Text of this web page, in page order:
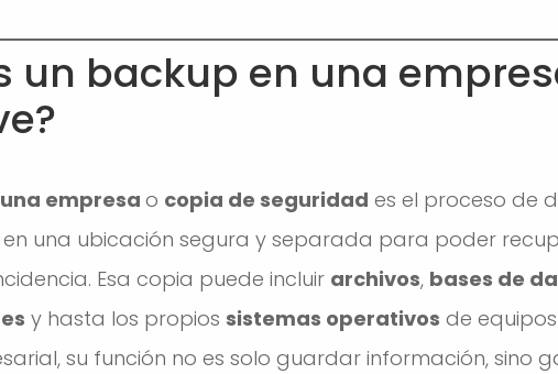
un backup en una
empresa o copia de seguridad es el proceso de
en una ubicación segura y separada para poder
Esa copia puede incluir archivos, bases de
y hasta los propios sistemas operativos de equipos
su función no es solo guardar información, sino